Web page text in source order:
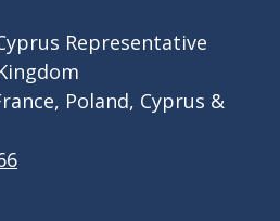
Representative
Poland, Cyprus &